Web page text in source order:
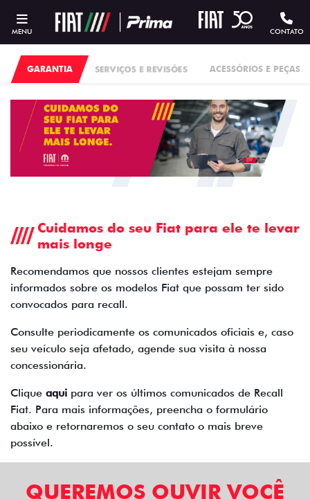
MENU CONTATO
SERVIÇOS E REVISÕES ACESSÓRIOS E PEÇAS
GARANTIA
Cuidamos do seu Fiat para ele te levar
mais longe
Recomendamos que nossos clientes estejam sempre
informados sobre os modelos Fiat que possam ter sido
convocados para recall.
Consulte periodicamente os comunicados oficiais e, caso
seu veículo seja afetado, agende sua visita à nossa
concessionária.
Clique aqui para ver os últimos comunicados de Recall
Fiat. Para mais informações, preencha o formulário
abaixo e retornaremos o seu contato o mais breve
possível.
QUEREMOS OUVIR VOCÊ